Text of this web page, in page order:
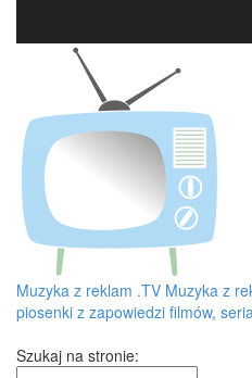
Muzyka z reklam .TV Muzyka z
piosenki z zapowiedzi filmów,
Szukaj na stronie: